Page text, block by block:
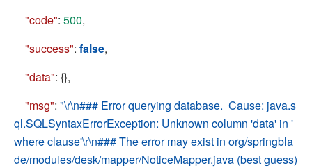
"code": 500,
"success": false,
"data": {},
"msg": "\r\n### Error querying database. Cause: java.s
ql.SQLSyntaxErrorException: Unknown column 'data' in '
where clause'\r\n### The error may exist in org/springbla
de/modules/desk/mapper/NoticeMapper.java (best guess)